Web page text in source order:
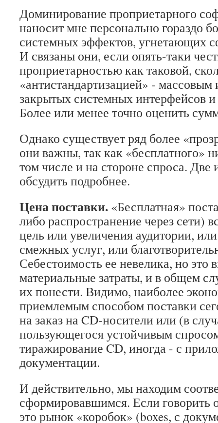
Доминирование проприетарного
наносит мне персонально гораздо
системных эффектов, угнетающих
И связаны они, если опять-таки
проприетарностью как таковой,
«антистандартизацией» - массовым
закрытых системных интерфейсов
Более или менее точно оценить
Однако существует ряд более
они важны, так как «бесплатного»
том числе и на стороне спроса. Две
обсудить подробнее.
Цена поставки. «Бесплатная»
либо распространение через сети)
цель или увеличения аудитории,
смежных услуг, или
Себестоимость ее невелика, но
материальные затраты, и в общем
их понести. Видимо, наиболее
приемлемым способом поставки
на заказ на CD-носители или (в
пользующегося устойчивым
тиражирование CD, иногда - с
документации.
И действительно, мы находим
сформировавшимся. Если говорить
это рынок «коробок» (boxes, с